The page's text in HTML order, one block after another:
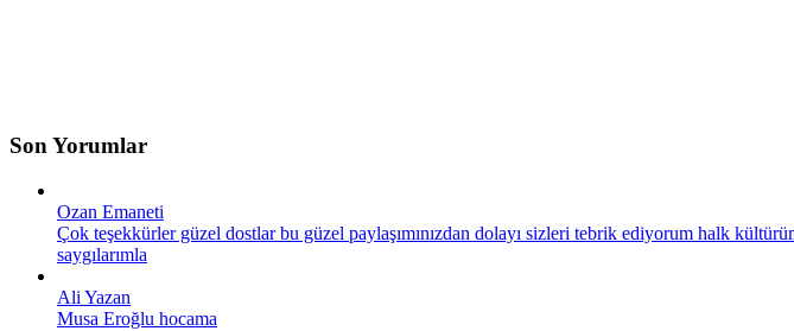
Son Yorumlar
Ozan Emaneti
Çok teşekkürler güzel dostlar bu güzel paylaşımınızdan dolayı sizleri tebrik ediyorum halk
saygılarımla
Ali Yazan
Musa Eroğlu hocama